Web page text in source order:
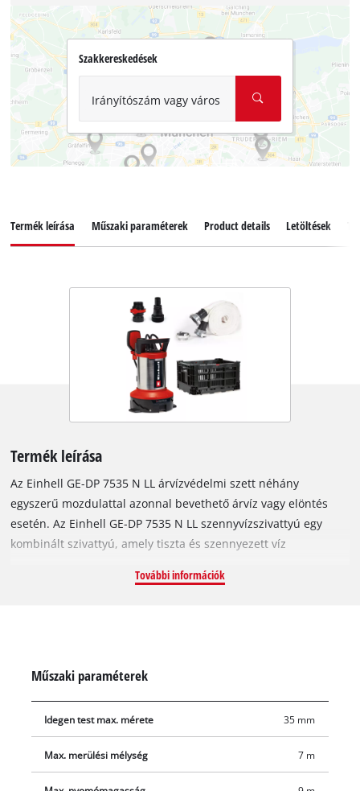
Szakkereskedések
Irányítószám vagy város
Termék leírása Műszaki paraméterek Product details Letöltések
Termék leírása
Az Einhell GE-DP 7535 N LL árvízvédelmi szett néhány
egyszerű mozdulattal azonnal bevethető árvíz vagy elöntés
esetén. Az Einhell GE-DP 7535 N LL szennyvízszivattyú egy
kombinált szivattyú, amely tiszta és szennyezett víz
szemcseméretig. Egyetlen szivattyú két feladatra: tisztavíz-
révén akár 18 500 liter vizet képes óránként átszivattyúzni, és
akár 9 méteres emelési magasságot is elérhet. A
fokozatmentesen szabályozható úszókapcsoló lehetővé teszi a
szintek közötti választást. A szárazonfutás elleni védelem
gondoskodik arról, hogy a motor csak akkor működjön, ha a
További információk
Műszaki paraméterek
Idegen test max. mérete 35 mm
Max. merülési mélység 7 m